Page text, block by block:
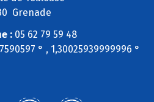
Grenade
:05 62 79 59 48
° , 1,30025939999996 °